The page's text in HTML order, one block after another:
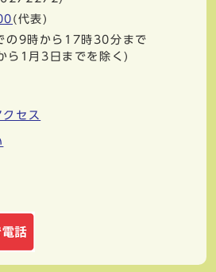
(代表)
の9時から17時30分まで
ら1月3日までを除く)
セス